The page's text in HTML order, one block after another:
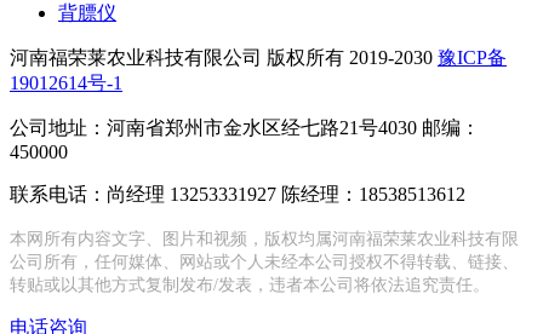
背膘仪
河南福荣莱农业科技有限公司 版权所有 2019-2030 豫ICP备
19012614号-1
公司地址：河南省郑州市金水区经七路21号4030 邮编：
450000
联系电话：尚经理 13253331927 陈经理：18538513612
本网所有内容文字、图片和视频，版权均属河南福荣莱农业科技有限
公司所有，任何媒体、网站或个人未经本公司授权不得转载、链接、
转贴或以其他方式复制发布/发表，违者本公司将依法追究责任。
电话咨询